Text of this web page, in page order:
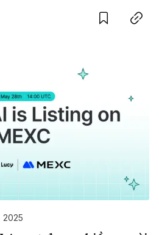
15/07/2025.
2025